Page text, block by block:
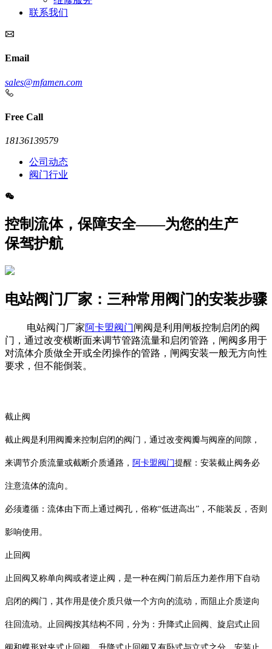
联系我们
Email
sales@mfamen.com
Free Call
18136139579
公司动态
阀门行业
控制流体，保障安全——为您的生产
保驾护航
电站阀门厂家：三种常用阀门的安装步骤
电站阀门厂家阿卡盟阀门闸阀是利用闸板控制启闭的阀
门，通过改变横断面来调节管路流量和启闭管路，闸阀多用于
对流体介质做全开或全闭操作的管路，闸阀安装一般无方向性
要求，但不能倒装。
截止阀
截止阀是利用阀瓣来控制启闭的阀门，通过改变阀瓣与阀座的间隙，
来调节介质流量或截断介质通路， 阿卡盟阀门提醒：安装截止阀务必
注意流体的流向。
必须遵循：流体由下而上通过阀孔，俗称“低进高出”，不能装反，否则
影响使用。
止回阀
止回阀又称单向阀或者逆止阀，是一种在阀门前后压力差作用下自动
启闭的阀门，其作用是使介质只做一个方向的流动，而阻止介质逆向
往回流动。止回阀按其结构不同，分为：升降式止回阀、旋启式止回